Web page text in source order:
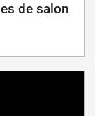
de salon